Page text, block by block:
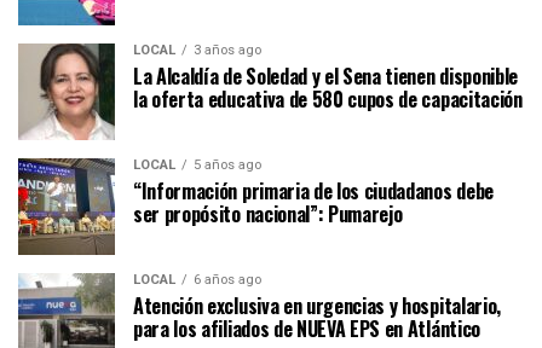
LOCAL 3 años ago
La Alcaldía de Soledad y el Sena tienen disponible
la oferta educativa de 580 cupos de capacitación
LOCAL 5 años ago
“Información primaria de los ciudadanos debe
ser propósito nacional”: Pumarejo
LOCAL 6 años ago
Atención exclusiva en urgencias y hospitalario,
para los afiliados de NUEVA EPS en Atlántico